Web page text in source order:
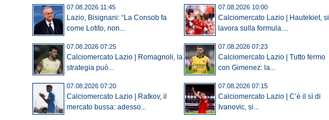
07.08.2026 11:45
Lazio, Bisignani: “La Consob fa
come Lotito, non...
07.08.2026 10:00
Calciomercato Lazio | Hautekiet, si
lavora sulla formula....
07.08.2026 07:25
Calciomercato Lazio | Romagnoli, la
strategia può...
07.08.2026 07:23
Calciomercato Lazio | Tutto fermo
con Gimenez: la...
07.08.2026 07:20
Calciomercato Lazio | Ratkov, il
mercato bussa: adesso...
07.08.2026 07:15
Calciomercato Lazio | C’è il sì di
Ivanovic, si...